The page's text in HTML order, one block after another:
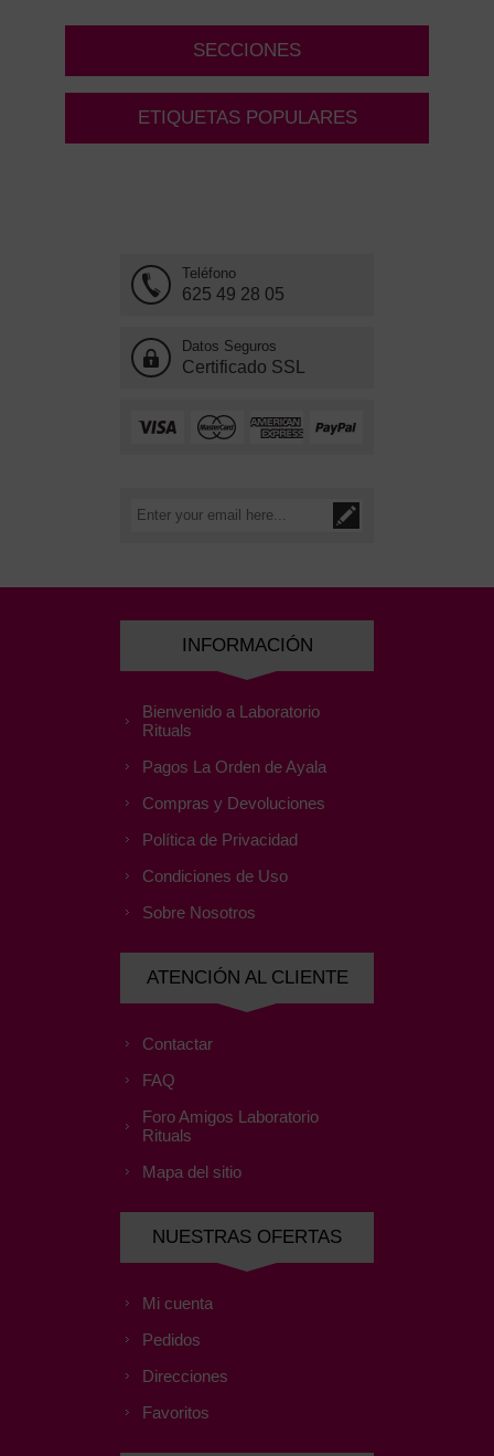
SECCIONES
ETIQUETAS POPULARES
Teléfono
625 49 28 05
Datos Seguros
Certificado SSL
INFORMACIÓN
Bienvenido a Laboratorio
Rituals
Pagos La Orden de Ayala
Compras y Devoluciones
Política de Privacidad
Condiciones de Uso
Sobre Nosotros
ATENCIÓN AL CLIENTE
Contactar
FAQ
Foro Amigos Laboratorio
Rituals
Mapa del sitio
NUESTRAS OFERTAS
Mi cuenta
Pedidos
Direcciones
Favoritos